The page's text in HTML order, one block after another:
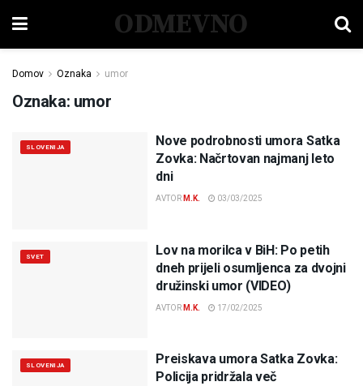
ODMEVNO
Domov Oznaka umor
Oznaka: umor
SLOVENIJA
Nove podrobnosti umora Satka
Zovka: Načrtovan najmanj leto
dni
AVTOR M.K. 03/03/2025
SVET
Lov na morilca v BiH: Po petih
dneh prijeli osumljenca za dvojni
družinski umor (VIDEO)
AVTOR M.K. 17/02/2025
SLOVENIJA
Preiskava umora Satka Zovka:
Policija pridržala več